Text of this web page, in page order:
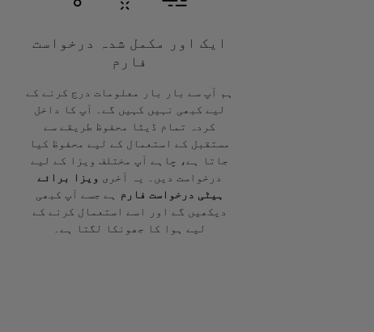
ایک اور مکمل شدہ درخواست
فارم
ہم آپ سے بار بار معلومات درج کرنے کے
لیے کبھی نہیں کہیں گے۔ آپ کا داخل
کردہ تمام ڈیٹا محفوظ طریقے سے
مستقبل کے استعمال کے لیے محفوظ کیا
جاتا ہے، چاہے آپ مختلف ویزا کے لیے
درخواست دیں۔ یہ آخری ویزا برائے
ہیٹی درخواست فارم
ہے جسے آپ کبھی
دیکھیں گے اور اسے استعمال کرنے کے
لیے ہوا کا جھونکا لگتا ہے۔